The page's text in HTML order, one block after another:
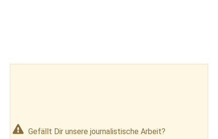
Gefällt Dir unsere journalistische Arbeit?